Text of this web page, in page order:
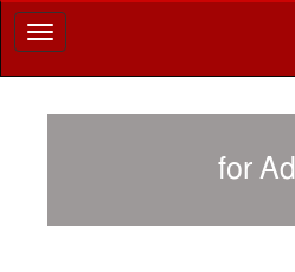
Toggle
navigation
for